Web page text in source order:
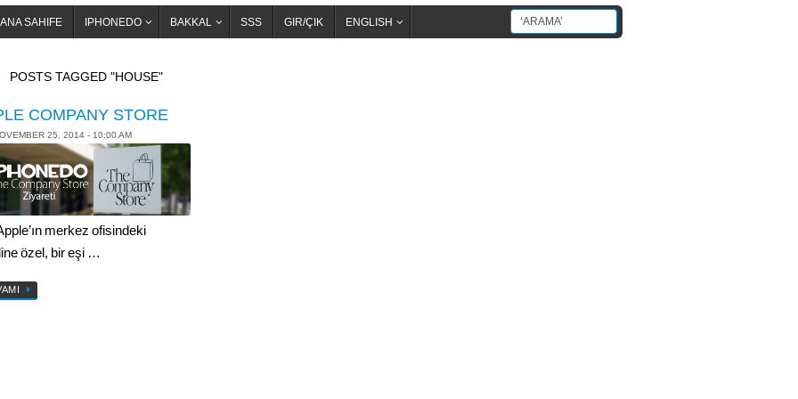
ANA SAHIFE IPHONEDO BAKKAL SSS GIR/ÇIK ENGLISH
POSTS TAGGED "HOUSE"
COMPANY STORE
25, 2014 - 10:00 AM
merkez ofisindeki
özel, bir eşi …